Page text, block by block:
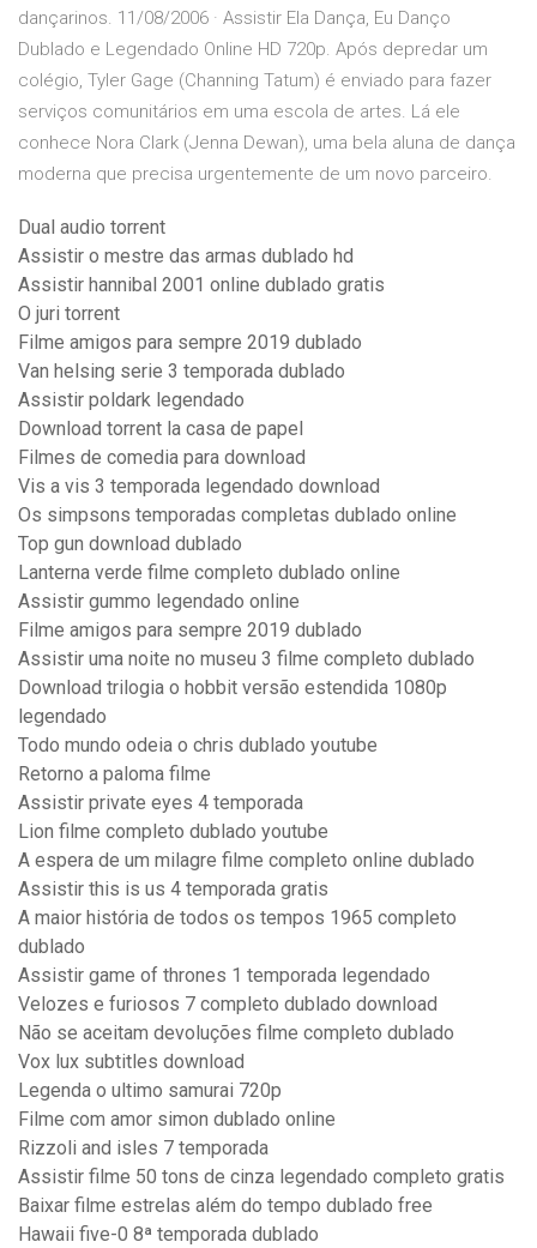
dançarinos. 11/08/2006 · Assistir Ela Dança, Eu Danço
Dublado e Legendado Online HD 720p. Após depredar um
colégio, Tyler Gage (Channing Tatum) é enviado para fazer
serviços comunitários em uma escola de artes. Lá ele
conhece Nora Clark (Jenna Dewan), uma bela aluna de dança
moderna que precisa urgentemente de um novo parceiro.
Dual audio torrent
Assistir o mestre das armas dublado hd
Assistir hannibal 2001 online dublado gratis
O juri torrent
Filme amigos para sempre 2019 dublado
Van helsing serie 3 temporada dublado
Assistir poldark legendado
Download torrent la casa de papel
Filmes de comedia para download
Vis a vis 3 temporada legendado download
Os simpsons temporadas completas dublado online
Top gun download dublado
Lanterna verde filme completo dublado online
Assistir gummo legendado online
Filme amigos para sempre 2019 dublado
Assistir uma noite no museu 3 filme completo dublado
Download trilogia o hobbit versão estendida 1080p
legendado
Todo mundo odeia o chris dublado youtube
Retorno a paloma filme
Assistir private eyes 4 temporada
Lion filme completo dublado youtube
A espera de um milagre filme completo online dublado
Assistir this is us 4 temporada gratis
A maior história de todos os tempos 1965 completo
dublado
Assistir game of thrones 1 temporada legendado
Velozes e furiosos 7 completo dublado download
Não se aceitam devoluções filme completo dublado
Vox lux subtitles download
Legenda o ultimo samurai 720p
Filme com amor simon dublado online
Rizzoli and isles 7 temporada
Assistir filme 50 tons de cinza legendado completo gratis
Baixar filme estrelas além do tempo dublado free
Hawaii five-0 8ª temporada dublado